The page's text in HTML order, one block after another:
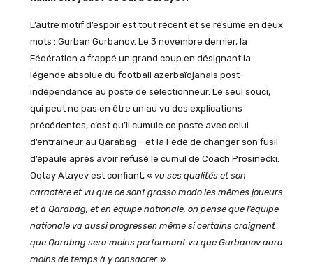
L’autre motif d’espoir est tout récent et se résume en deux
mots : Gurban Gurbanov. Le 3 novembre dernier, la
Fédération a frappé un grand coup en désignant la
légende absolue du football azerbaïdjanais post-
indépendance au poste de sélectionneur. Le seul souci,
qui peut ne pas en être un au vu des explications
précédentes, c’est qu’il cumule ce poste avec celui
d’entraîneur au Qarabag – et la Fédé de changer son fusil
d’épaule après avoir refusé le cumul de Coach Prosinecki.
Oqtay Atayev est confiant, « vu ses qualités et son
caractère et vu que ce sont grosso modo les mêmes joueurs
et à Qarabag, et en équipe nationale, on pense que l’équipe
nationale va aussi progresser, même si certains craignent
que Qarabag sera moins performant vu que Gurbanov aura
moins de temps à y consacrer. »